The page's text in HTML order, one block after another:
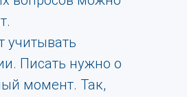
учитывать
Писать нужно о
момент. Так,